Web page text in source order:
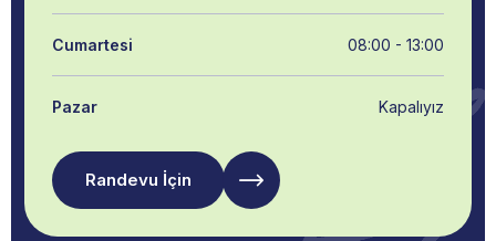
Cumartesi 08:00 - 13:00
Pazar Kapalıyız
Randevu İçin